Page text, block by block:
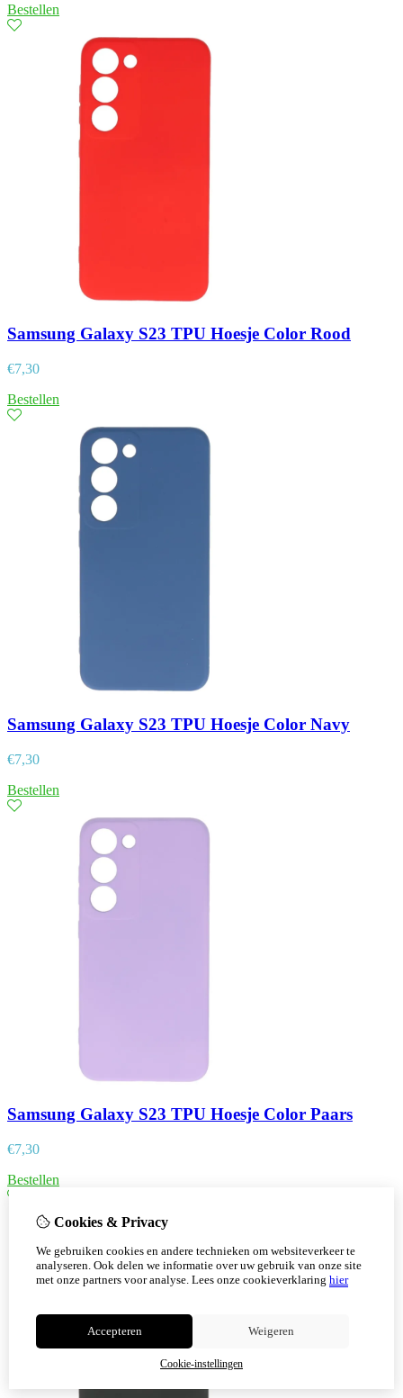
Bestellen
Samsung Galaxy S23 TPU Hoesje Color Rood
€7,30
Bestellen
Samsung Galaxy S23 TPU Hoesje Color Navy
€7,30
Bestellen
Samsung Galaxy S23 TPU Hoesje Color Paars
€7,30
Bestellen
Cookies & Privacy
We gebruiken cookies en andere technieken om websiteverkeer te
analyseren. Ook delen we informatie over uw gebruik van onze site
met onze partners voor analyse. Lees onze cookieverklaring hier
Accepteren Weigeren
Cookie-instellingen